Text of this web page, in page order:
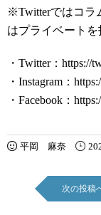
※Twitterではコラ
はプライベートを
・Twitter：https://
・Instagram：
・Facebook：
平岡 麻奈
次の投稿